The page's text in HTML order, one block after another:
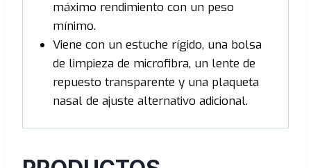
máximo rendimiento con un peso
mínimo.
Viene con un estuche rígido, una bolsa
de limpieza de microfibra, un lente de
repuesto transparente y una plaqueta
nasal de ajuste alternativo adicional.